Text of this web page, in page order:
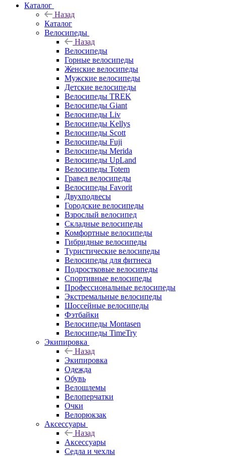
Каталог
Назад
Каталог
Велосипеды
Назад
Велосипеды
Горные велосипеды
Женские велосипеды
Мужские велосипеды
Детские велосипеды
Велосипеды TREK
Велосипеды Giant
Велосипеды Liv
Велосипеды Kellys
Велосипеды Scott
Велосипеды Fuji
Велосипеды Merida
Велосипеды UpLand
Велосипеды Totem
Гравел велосипеды
Велосипеды Favorit
Двухподвесы
Городские велосипеды
Взрослый велосипед
Складные велосипеды
Комфортные велосипеды
Гибридные велосипеды
Туристические велосипеды
Велосипеды для фитнеса
Подростковые велосипеды
Спортивные велосипеды
Профессиональные велосипеды
Экстремальные велосипеды
Шоссейные велосипеды
Фэтбайки
Велосипеды Montasen
Велосипеды TimeTry
Экипировка
Назад
Экипировка
Одежда
Обувь
Велошлемы
Велоперчатки
Очки
Велорюкзак
Аксессуары
Назад
Аксессуары
Седла и чехлы